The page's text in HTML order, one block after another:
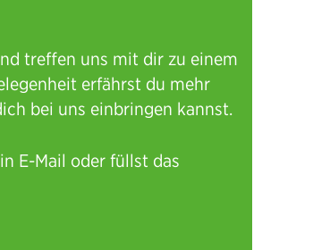
treffen uns mit dir zu einem
erfährst du mehr
bei uns einbringen kannst.
E-Mail oder füllst das